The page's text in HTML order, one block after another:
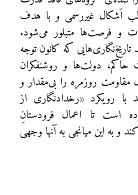
اَشکال غیررسمی و با هدف
و فرصت‌ها متبلور می‌شود.
تاریخ‌نگاری‌هایی که کانون توجه
دولت‌ها و روشنفکران
مقاومت روزمره را بی‌مقدار و
با رویکرد «رخدادنگاری از
است تا اعمال فرودستانِ
و به این میانجی به آنها وجهی